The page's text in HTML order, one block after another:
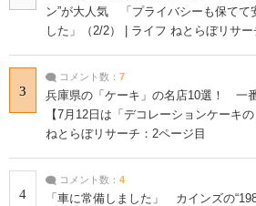
ン”が大人気 「プライバシーも保てて
した」（2/2） | ライフ ねとらぼリサー
3
コメント数： 7
兵庫県の「ケーキ」の名店10選！ 一
【7月12日は「デコレーションケーキ
ねとらぼリサーチ：2ページ目
4
コメント数： 4
「車に常備しました」 カインズの